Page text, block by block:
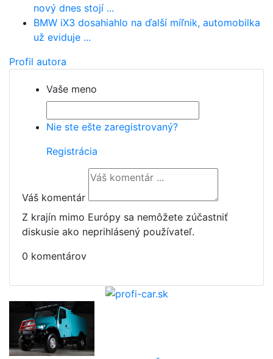
nový dnes stojí ...
BMW iX3 dosahiahlo na ďalší míľnik, automobilka
už eviduje ...
Profil autora
Vaše meno
Nie ste ešte zaregistrovaný?
Registrácia
Váš komentár
Z krajín mimo Európy sa nemôžete zúčastniť
diskusie ako neprihlásený používateľ.
0 komentárov